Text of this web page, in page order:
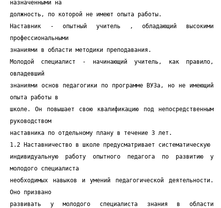
назначенными на
должность, по которой не имеют опыта работы.
Наставник - опытный учитель , обладающий высокими
профессиональными
знаниями в области методики преподавания.
Молодой специалист - начинающий учитель, как правило,
овладевший
знаниями основ педагогики по программе ВУЗа, но не имеющий
опыта работы в
школе. Он повышает свою квалификацию под непосредственным
руководством
наставника по отдельному плану в течение 3 лет.
1.2 Наставничество в школе предусматривает систематическую
индивидуальную работу опытного педагога по развитию у
молодого специалиста
необходимых навыков и умений педагогической деятельности.
Оно призвано
развивать у молодого специалиста знания в области